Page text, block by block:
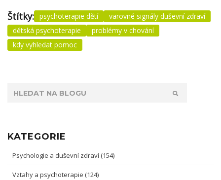
Štítky: psychoterapie dětí
varovné signály duševní zdraví
dětská psychoterapie
problémy v chování
kdy vyhledat pomoc
KATEGORIE
Psychologie a duševní zdraví (154)
Vztahy a psychoterapie (124)